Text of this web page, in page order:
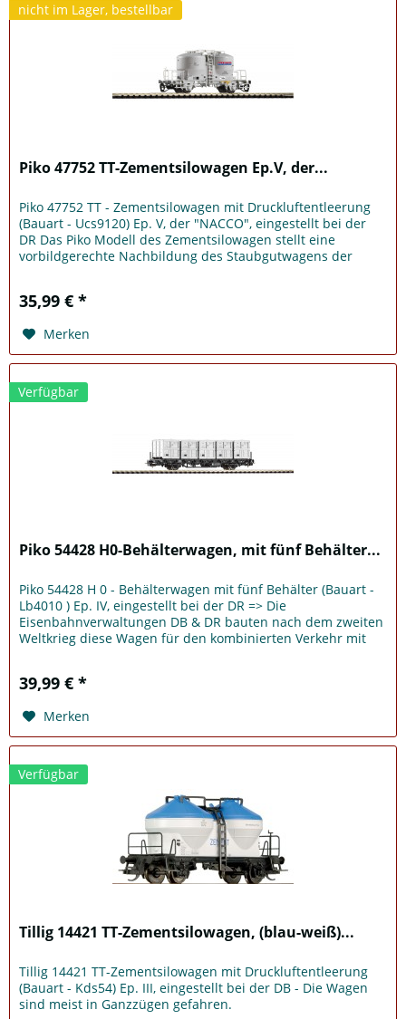
nicht im Lager, bestellbar
Piko 47752 TT-Zementsilowagen Ep.V, der...
Piko 47752 TT - Zementsilowagen mit Druckluftentleerung
(Bauart - Ucs9120) Ep. V, der "NACCO", eingestellt bei der
DR Das Piko Modell des Zementsilowagen stellt eine
vorbildgerechte Nachbildung des Staubgutwagens der
35,99 € *
Merken
Verfügbar
Piko 54428 H0-Behälterwagen, mit fünf Behälter...
Piko 54428 H 0 - Behälterwagen mit fünf Behälter (Bauart -
Lb4010 ) Ep. IV, eingestellt bei der DR => Die
Eisenbahnverwaltungen DB & DR bauten nach dem zweiten
Weltkrieg diese Wagen für den kombinierten Verkehr mit
39,99 € *
Merken
Verfügbar
Tillig 14421 TT-Zementsilowagen, (blau-weiß)...
Tillig 14421 TT-Zementsilowagen mit Druckluftentleerung
(Bauart - Kds54) Ep. III, eingestellt bei der DB - Die Wagen
sind meist in Ganzzügen gefahren.